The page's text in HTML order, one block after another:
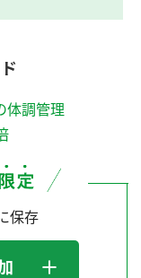
体調管理
保存